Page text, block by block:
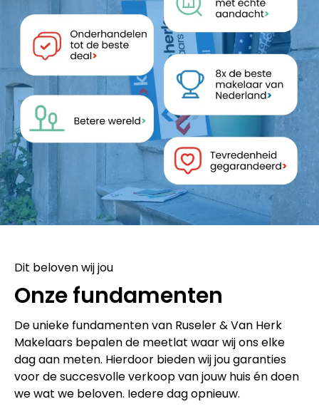
Dit beloven wij jou
Onze fundamenten
De unieke fundamenten van Ruseler & Van Herk
Makelaars bepalen de meetlat waar wij ons elke
dag aan meten. Hierdoor bieden wij jou garanties
voor de succesvolle verkoop van jouw huis én doen
we wat we beloven. Iedere dag opnieuw.